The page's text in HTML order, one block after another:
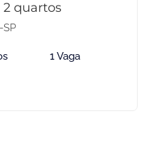
2 quartos
SP
1 Vaga